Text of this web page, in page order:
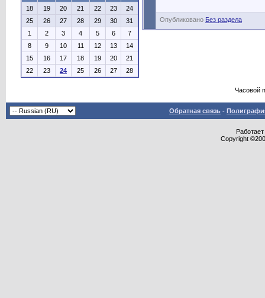
Опубликовано Без раздела
18
19 20 21 22 23
24
25
26 27 28 29 30
31
1
2 3 4 5 6
7
8
9 10 11 12 13
14
15
16 17 18 19 20
21
22
23 24 25 26 27 28
Часовой
Обратная связь -
Copyright